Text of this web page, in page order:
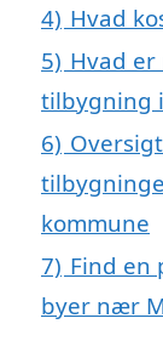
4) Hvad
5) Hvad
tilbygning
6)
kommune
7) Find en
byer nær